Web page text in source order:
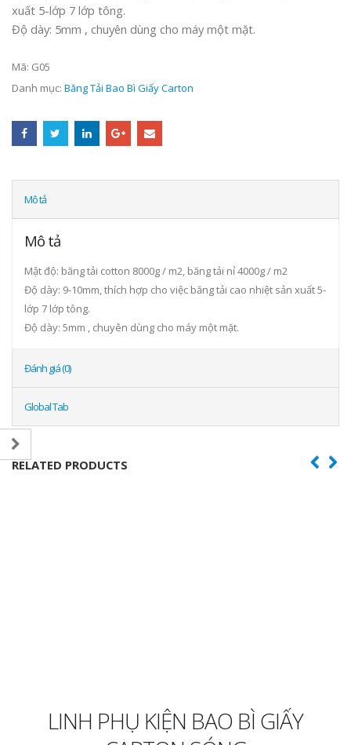
xuất 5-lớp 7 lớp tông.
Độ dày: 5mm , chuyên dùng cho máy một mặt.
Mã: G05
Danh mục: Băng Tải Bao Bì Giấy Carton
Mô tả
Mô tả
Mật độ: băng tải cotton 8000g / m2, băng tải nỉ 4000g / m2
Độ dày: 9-10mm, thích hợp cho việc băng tải cao nhiệt sản xuất 5-
lớp 7 lớp tông.
Độ dày: 5mm , chuyên dùng cho máy một mặt.
Đánh giá (0)
Global Tab
RELATED PRODUCTS
LINH PHỤ KIỆN BAO BÌ GIẤY